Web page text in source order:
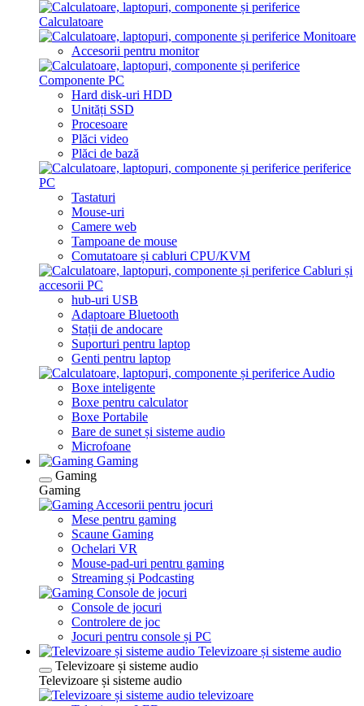
Calculatoare
Monitoare
Accesorii pentru monitor
Componente PC
Hard disk-uri HDD
Unități SSD
Procesoare
Plăci video
Plăci de bază
periferice
PC
Tastaturi
Mouse-uri
Camere web
Tampoane de mouse
Comutatoare și cabluri CPU/KVM
Cabluri și
accesorii PC
hub-uri USB
Adaptoare Bluetooth
Stații de andocare
Suporturi pentru laptop
Genti pentru laptop
Audio
Boxe inteligente
Boxe pentru calculator
Boxe Portabile
Bare de sunet și sisteme audio
Microfoane
Gaming
Gaming
Gaming
Accesorii pentru jocuri
Mese pentru gaming
Scaune Gaming
Ochelari VR
Mouse-pad-uri pentru gaming
Streaming și Podcasting
Console de jocuri
Console de jocuri
Controlere de joc
Jocuri pentru console și PC
Televizoare și sisteme audio
Televizoare și sisteme audio
Televizoare și sisteme audio
televizoare